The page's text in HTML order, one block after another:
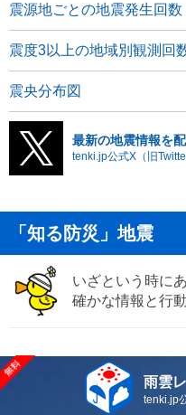
震源地ごとの地震発生回数
震度3以上の地域別観測回
震央分布図
最新の地震情報を
tenki.jp公式X（旧
「知る防災」地震
いざという時に
確かな情報と行
雨雲
tenki.jp